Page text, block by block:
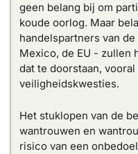
geen belang bij om
koude oorlog. Maar
handelspartners van
Mexico, de EU - zullen
dat te doorstaan, vooral
veiligheidskwesties.
Het stuklopen van de
wantrouwen en
risico van een